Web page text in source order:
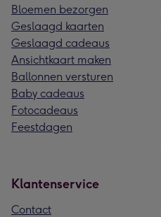
Bloemen bezorgen
Geslaagd kaarten
Geslaagd cadeaus
Ansichtkaart maken
Ballonnen versturen
Baby cadeaus
Fotocadeaus
Feestdagen
Klantenservice
Contact